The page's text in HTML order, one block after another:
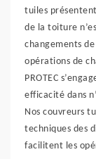
tuiles
de la toiture
changements
opérations de
PROTEC
efficacité dans
Nos couvreurs
techniques des
facilitent les